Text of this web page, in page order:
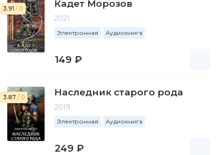
3.91 / 0 Кадет Морозов
2021
Электронная Аудиокнига
149 ₽
3.87 / 0 Наследник старого рода
2019
Электронная Аудиокнига
249 ₽